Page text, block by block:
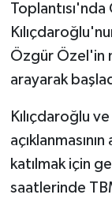
Toplantısı'nda
Özgür Özel'in
arayarak
Kılıçdaroğlu
katılmak için
saatlerinde